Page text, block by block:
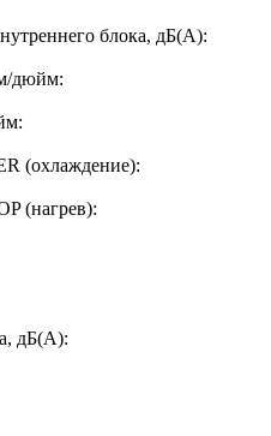
блока, дБ(А):
дюйм:
(охлаждение):
(нагрев):
дБ(А):